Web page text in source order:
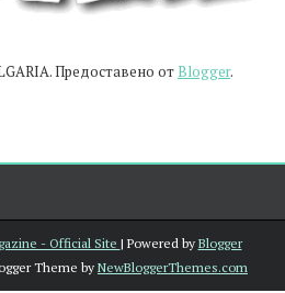
Предоставено от Blogger.
- Official Site | Powered by Blogger
Theme by NewBloggerThemes.com